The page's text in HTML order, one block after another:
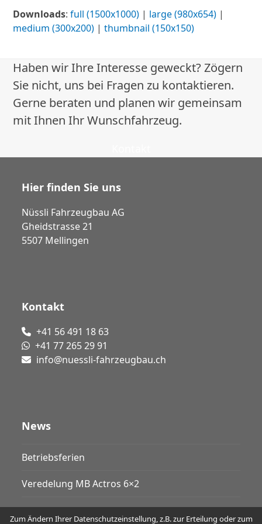
Downloads:full (1500x1000) | large (980x654) |
medium (300x200) |thumbnail (150x150)
Haben wir Ihre Interesse geweckt? Zögern
Sie nicht, uns bei Fragen zu kontaktieren.
Gerne beraten und planen wir gemeinsam
mit Ihnen Ihr Wunschfahrzeug.
Hier finden Sie uns
Nüssli Fahrzeugbau AG
Gheidstrasse 21
5507 Mellingen
Kontakt
+41 56 491 18 63
+41 77 265 29 91
info@nuessli-fahrzeugbau.ch
News
Betriebsferien
Veredelung MB Actros 6×2
Zum Ändern Ihrer Datenschutzeinstellung, z.B. zur Erteilung oder zum